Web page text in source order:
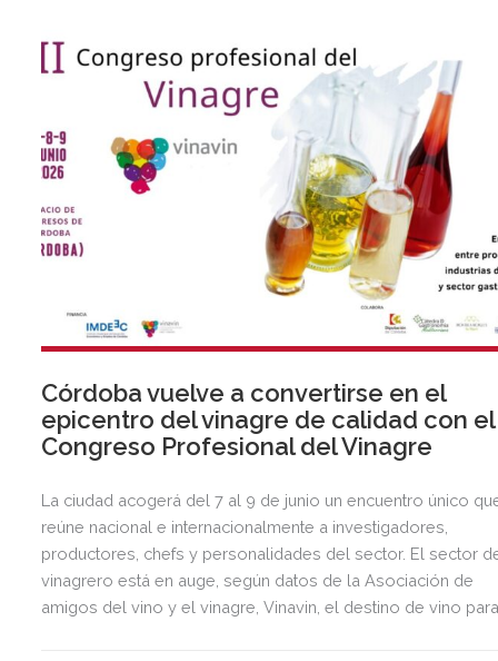
Córdoba vuelve a convertirse en el
epicentro del vinagre de calidad con el
Congreso Profesional del Vinagre
La ciudad acogerá del 7 al 9 de junio un encuentro único
reúne nacional e internacionalmente a investigadores,
productores, chefs y personalidades del sector. El sector
vinagrero está en auge, según datos de la Asociación de
amigos del vino y el vinagre, Vinavin, el destino de vino